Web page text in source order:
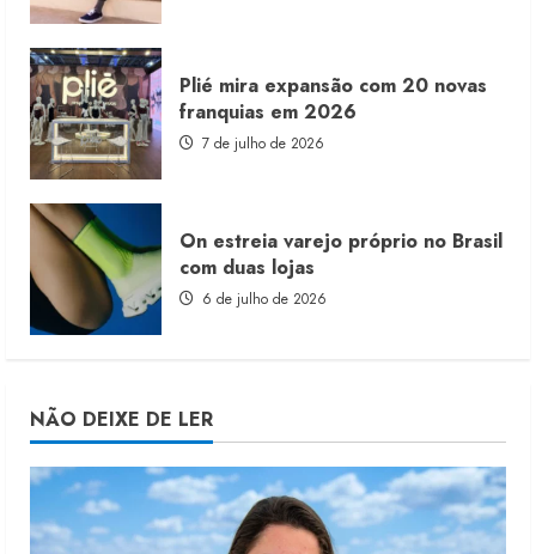
Plié mira expansão com 20 novas
franquias em 2026
7 de julho de 2026
On estreia varejo próprio no Brasil
com duas lojas
6 de julho de 2026
NÃO DEIXE DE LER